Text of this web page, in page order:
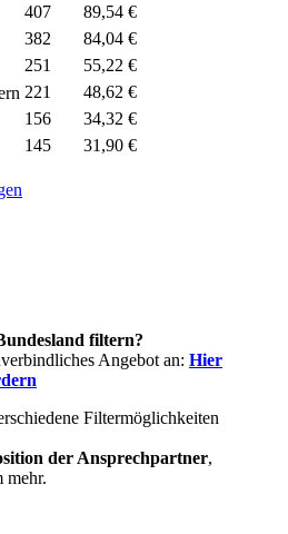
407
89,54 €
382
84,04 €
251
55,22 €
221
48,62 €
156
34,32 €
145
31,90 €
filtern?
Angebot an: Hier
Filtermöglichkeiten
der Ansprechpartner,
mehr.